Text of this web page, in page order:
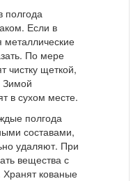
полгода
Если в
металлические
По мере
чистку щеткой,
в сухом месте.
полгода
составами,
удаляют. При
вещества с
кованые